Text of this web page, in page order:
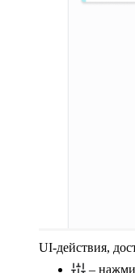
UI-действия,
–